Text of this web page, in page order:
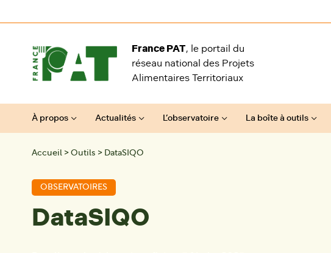
France PAT, le portail du
réseau national des Projets
Alimentaires Territoriaux
À propos Actualités L’observatoire La boîte à outils
Accueil > Outils > DataSIQO
OBSERVATOIRES
DataSIQO